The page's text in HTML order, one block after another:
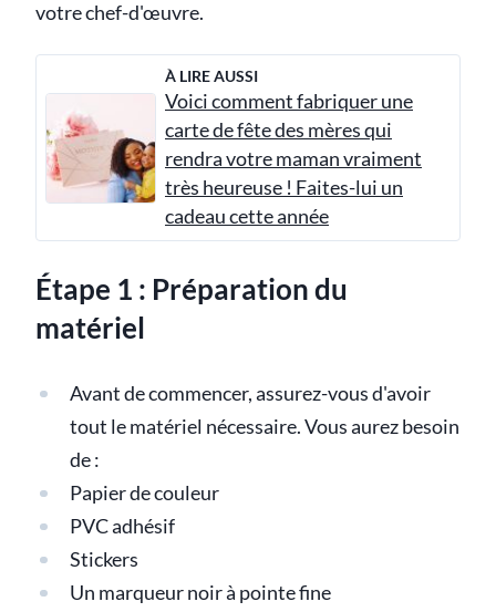
votre chef-d'œuvre.
À LIRE AUSSI
Voici comment fabriquer une
carte de fête des mères qui
rendra votre maman vraiment
très heureuse ! Faites-lui un
cadeau cette année
Étape 1 : Préparation du
matériel
Avant de commencer, assurez-vous d'avoir
tout le matériel nécessaire. Vous aurez besoin
de :
Papier de couleur
PVC adhésif
Stickers
Un marqueur noir à pointe fine